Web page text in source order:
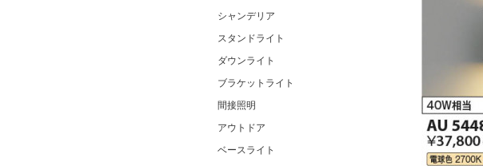
シャンデリア
スタンドライト
ダウンライト
ブラケットライト
間接照明
アウトドア
ベースライト